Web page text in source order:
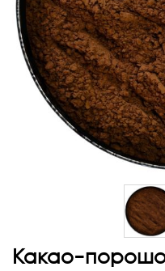
Перейти
до
Какао-